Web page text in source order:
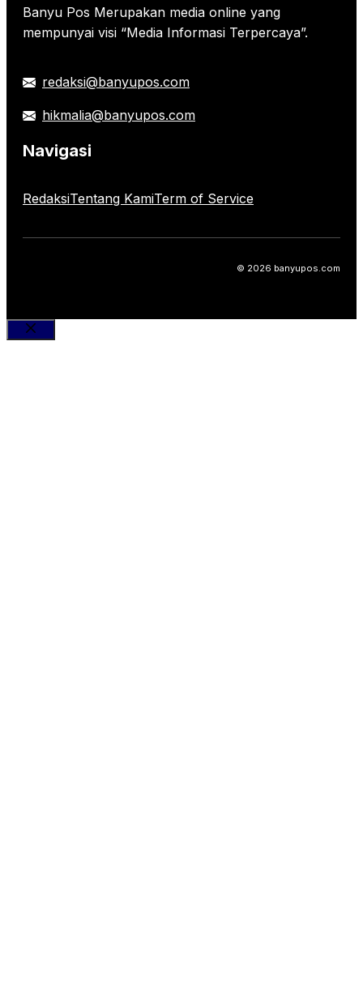
Banyu Pos Merupakan media online yang
mempunyai visi “Media Informasi Terpercaya”.
redaksi@banyupos.com
hikmalia@banyupos.com
Navigasi
RedaksiTentang KamiTerm of Service
© 2026 banyupos.com
Close